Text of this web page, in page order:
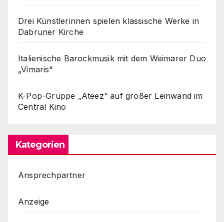
Drei Künstlerinnen spielen klassische Werke in
Dabruner Kirche
Italienische Barockmusik mit dem Weimarer Duo
„Vimaris“
K-Pop-Gruppe „Ateez“ auf großer Leinwand im
Central Kino
Kategorien
Ansprechpartner
Anzeige